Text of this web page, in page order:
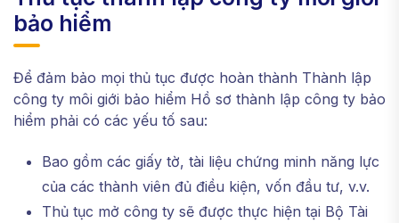
bảo hiểm
Để đảm bảo mọi thủ tục được hoàn thành Thành lập
công ty môi giới bảo hiểm Hồ sơ thành lập công ty bảo
hiểm phải có các yếu tố sau:
Bao gồm các giấy tờ, tài liệu chứng minh năng lực
của các thành viên đủ điều kiện, vốn đầu tư, v.v.
Thủ tục mở công ty sẽ được thực hiện tại Bộ Tài